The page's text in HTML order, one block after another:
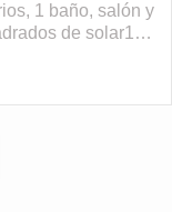
1 baño, salón y
de solar102